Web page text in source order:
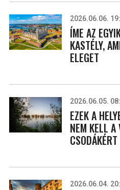
2026.06.06.
ÍME AZ
KASTÉLY,
ELEGET
2026.06.05.
EZEK A
NEM KELL A
CSODÁKÉRT
2026.06.04.